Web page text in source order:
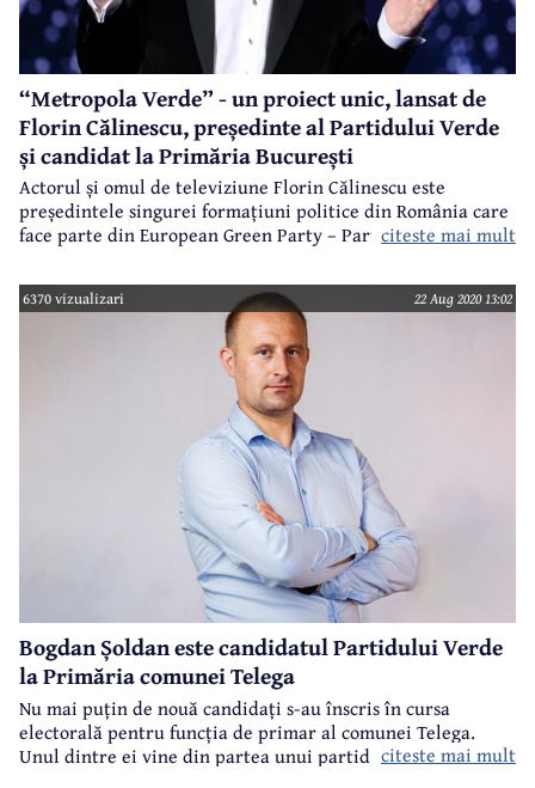
“Metropola Verde” - un proiect unic, lansat de
Florin Călinescu, președinte al Partidului Verde
și candidat la Primăria București
Actorul și omul de televiziune Florin Călinescu este
președintele singurei formațiuni politice din România care
face parte din European Green Party – Partidul Verde.
depunere a candidaturilor pentru alegerile locale, Florin
Călinescu s-a înscris în cursa pentru funcția de primar
general al Capitalei. Proiectul cu care vine în fața
electoratului este unic –Metropola Verde București- Ilfov
proiect politic extrem de ambițios, care își propune
implementarea conceptului de smart city și smart region.
Metropola Verde București-Ilfov? Înseamnă o
singură comunitate, prin ”eliminarea modelelor comuniste
și reducerea corupției din administrație”.
citeste mai mult
6370 vizualizari 22 Aug 2020 13:02
Bogdan Șoldan este candidatul Partidului Verde
la Primăria comunei Telega
Nu mai puțin de nouă candidați s-au înscris în cursa
electorală pentru funcția de primar al comunei Telega.
Unul dintre ei vine din partea unui partid care crește
citeste mai mult